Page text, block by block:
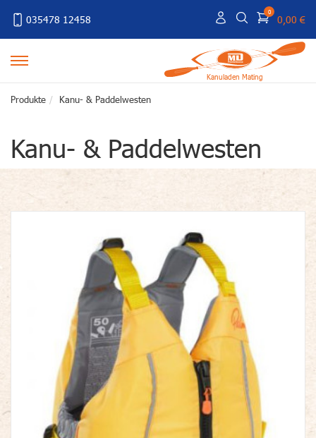
035478 12458
0
0,00 €
Kanuladen Mating
Produkte Kanu- & Paddelwesten
Kanu- & Paddelwesten